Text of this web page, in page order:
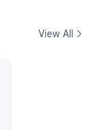
View All